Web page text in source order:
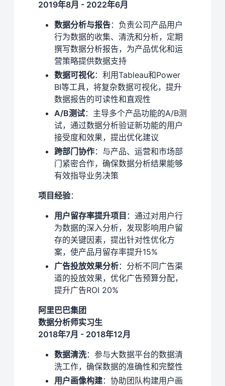
2019年8月 - 2022年6月
数据分析与报告：负责公司产品用户
行为数据的收集、清洗和分析，定期
撰写数据分析报告，为产品优化和运
营策略提供数据支持
数据可视化：利用Tableau和Power
BI等工具，将复杂数据可视化，提升
数据报告的可读性和直观性
A/B测试：主导多个产品功能的A/B测
试，通过数据分析验证新功能的用户
接受度和效果，提出优化建议
跨部门协作：与产品、运营和市场部
门紧密合作，确保数据分析结果能够
有效指导业务决策
项目经验：
用户留存率提升项目 ：通过对用户行
为数据的深入分析，发现影响用户留
存的关键因素，提出针对性优化方
案，使产品月留存率提升15%
广告投放效果分析：分析不同广告渠
道的投放效果，优化广告预算分配，
提升广告ROI 20%
阿里巴巴集团
数据分析师实习生
2018年7月 - 2018年12月
数据清洗：参与大数据平台的数据清
洗工作，确保数据的准确性和完整性
用户画像构建：协助团队构建用户画